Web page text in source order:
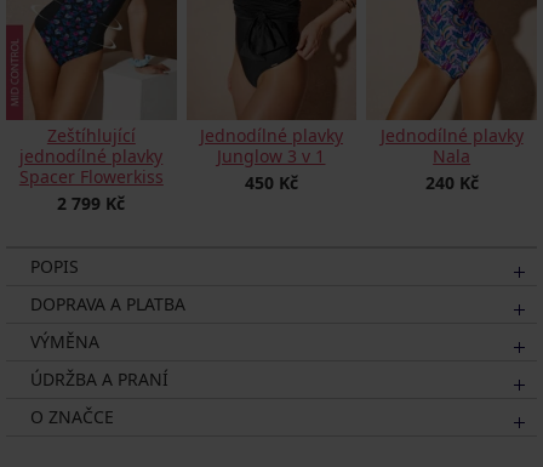
Zeštíhlující
jednodílné plavky
Spacer Flowerkiss
2 799 Kč
Jednodílné plavky
Junglow 3 v 1
450 Kč
Jednodílné plavky
Nala
240 Kč
POPIS
DOPRAVA A PLATBA
VÝMĚNA
ÚDRŽBA A PRANÍ
O ZNAČCE